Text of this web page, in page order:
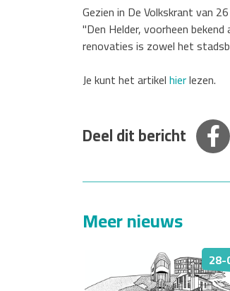
Gezien in De Volkskrant van
"Den Helder, voorheen
renovaties is zowel het
Je kunt het artikelhierlezen.
Deel dit bericht
Meer nieuws